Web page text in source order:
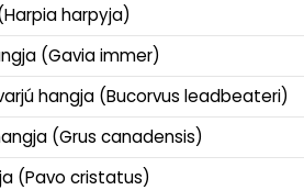
harpyja)
(Gavia immer)
hangja (Bucorvus leadbeateri)
(Grus canadensis)
(Pavo cristatus)